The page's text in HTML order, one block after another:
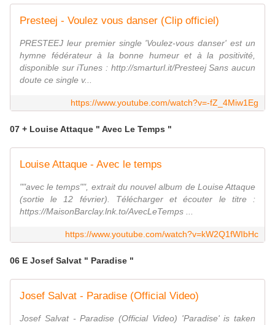
Presteej - Voulez vous danser (Clip officiel)
PRESTEEJ leur premier single 'Voulez-vous danser' est un
hymne fédérateur à la bonne humeur et à la positivité,
disponible sur iTunes : http://smarturl.it/Presteej Sans aucun
doute ce single v...
https://www.youtube.com/watch?v=-fZ_4Miw1Eg
07 + Louise Attaque " Avec Le Temps "
Louise Attaque - Avec le temps
""avec le temps"", extrait du nouvel album de Louise Attaque
(sortie le 12 février). Télécharger et écouter le titre :
https://MaisonBarclay.lnk.to/AvecLeTemps ...
https://www.youtube.com/watch?v=kW2Q1fWIbHc
06 E Josef Salvat " Paradise "
Josef Salvat - Paradise (Official Video)
Josef Salvat - Paradise (Official Video) 'Paradise' is taken